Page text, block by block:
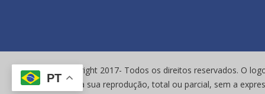
© Copyright 2017- Todos os direitos reservados. O
vetada a sua reprodução, total ou parcial, sem a
PT